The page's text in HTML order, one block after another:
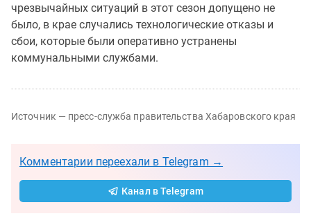
чрезвычайных ситуаций в этот сезон допущено не
было, в крае случались технологические отказы и
сбои, которые были оперативно устранены
коммунальными службами.
Источник — пресс-служба правительства Хабаровского края
Комментарии переехали в Telegram →
Канал в Telegram